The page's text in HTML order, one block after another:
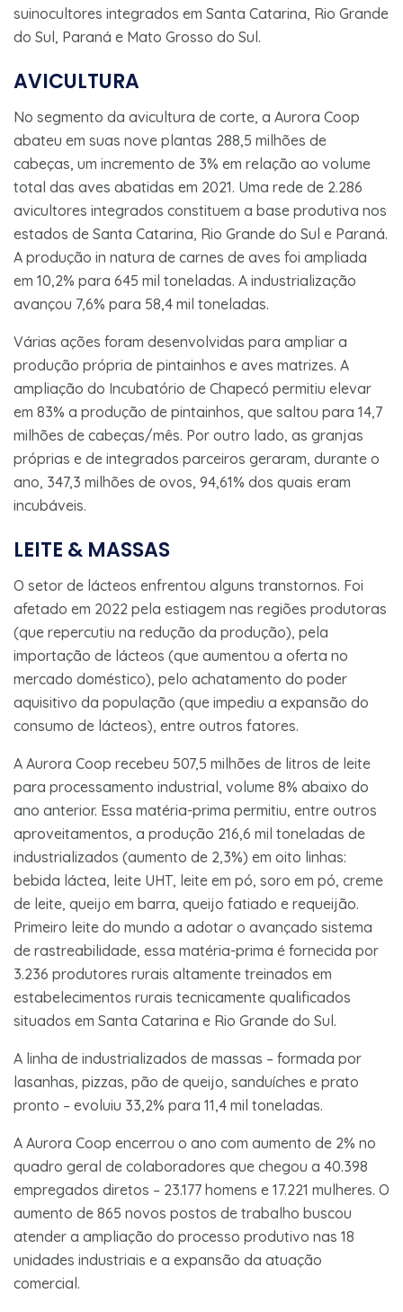
suinocultores integrados em Santa Catarina, Rio Grande
do Sul, Paraná e Mato Grosso do Sul.
AVICULTURA
No segmento da avicultura de corte, a Aurora Coop
abateu em suas nove plantas 288,5 milhões de
cabeças, um incremento de 3% em relação ao volume
total das aves abatidas em 2021. Uma rede de 2.286
avicultores integrados constituem a base produtiva nos
estados de Santa Catarina, Rio Grande do Sul e Paraná.
A produção in natura de carnes de aves foi ampliada
em 10,2% para 645 mil toneladas. A industrialização
avançou 7,6% para 58,4 mil toneladas.
Várias ações foram desenvolvidas para ampliar a
produção própria de pintainhos e aves matrizes. A
ampliação do Incubatório de Chapecó permitiu elevar
em 83% a produção de pintainhos, que saltou para 14,7
milhões de cabeças/mês. Por outro lado, as granjas
próprias e de integrados parceiros geraram, durante o
ano, 347,3 milhões de ovos, 94,61% dos quais eram
incubáveis.
LEITE & MASSAS
O setor de lácteos enfrentou alguns transtornos. Foi
afetado em 2022 pela estiagem nas regiões produtoras
(que repercutiu na redução da produção), pela
importação de lácteos (que aumentou a oferta no
mercado doméstico), pelo achatamento do poder
aquisitivo da população (que impediu a expansão do
consumo de lácteos), entre outros fatores.
A Aurora Coop recebeu 507,5 milhões de litros de leite
para processamento industrial, volume 8% abaixo do
ano anterior. Essa matéria-prima permitiu, entre outros
aproveitamentos, a produção 216,6 mil toneladas de
industrializados (aumento de 2,3%) em oito linhas:
bebida láctea, leite UHT, leite em pó, soro em pó, creme
de leite, queijo em barra, queijo fatiado e requeijão.
Primeiro leite do mundo a adotar o avançado sistema
de rastreabilidade, essa matéria-prima é fornecida por
3.236 produtores rurais altamente treinados em
estabelecimentos rurais tecnicamente qualificados
situados em Santa Catarina e Rio Grande do Sul.
A linha de industrializados de massas – formada por
lasanhas, pizzas, pão de queijo, sanduíches e prato
pronto – evoluiu 33,2% para 11,4 mil toneladas.
A Aurora Coop encerrou o ano com aumento de 2% no
quadro geral de colaboradores que chegou a 40.398
empregados diretos – 23.177 homens e 17.221 mulheres. O
aumento de 865 novos postos de trabalho buscou
atender a ampliação do processo produtivo nas 18
unidades industriais e a expansão da atuação
comercial.